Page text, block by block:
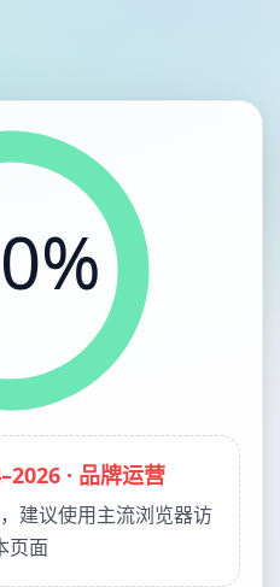
· 品牌运营
建议使用主流浏览器访
页面